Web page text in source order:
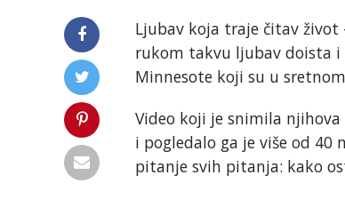
Ljubav koja traje čitav život
rukom takvu ljubav doista i
Minnesote koji su u
Video koji je snimila
i pogledalo ga je više od
pitanje svih pitanja: kako